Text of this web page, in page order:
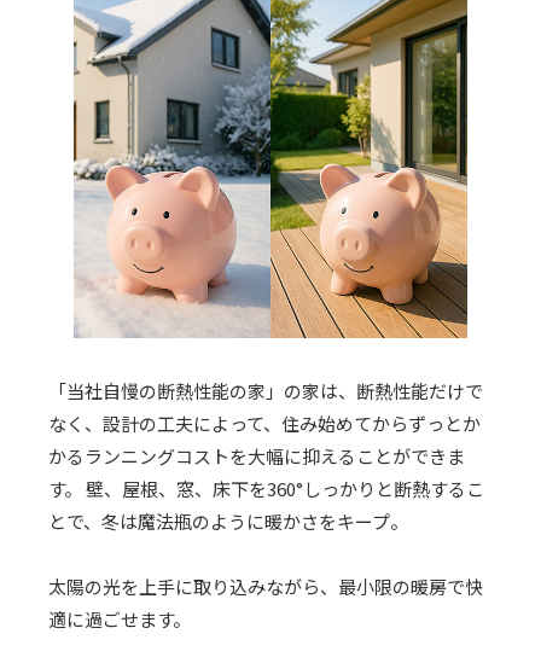
「当社自慢の断熱性能の家」の家は、断熱性能だけで
なく、設計の工夫によって、住み始めてからずっとか
かるランニングコストを大幅に抑えることができま
す。 壁、屋根、窓、床下を360°しっかりと断熱するこ
とで、冬は魔法瓶のように暖かさをキープ。
太陽の光を上手に取り込みながら、最小限の暖房で快
適に過ごせます。